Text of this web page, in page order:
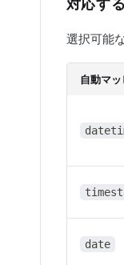
対応す
選択可能
自動マ
date